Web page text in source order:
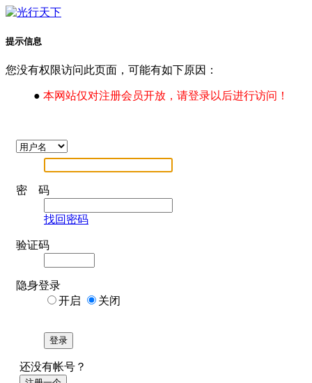
提示信息
您没有权限访问此页面，可能有如下原因：
● 本网站仅对注册会员开放，请登录以后进行访问！
密 码
找回密码
验证码
隐身登录
开启
关闭
登录
还没有帐号？